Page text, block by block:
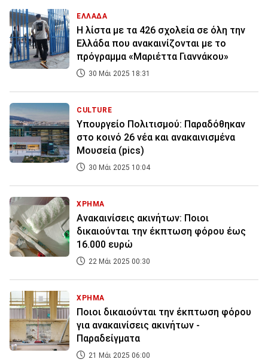
ΕΛΛΑΔΑ
Η λίστα με τα 426 σχολεία σε όλη την
Ελλάδα που ανακαινίζονται με το
πρόγραμμα «Μαριέττα Γιαννάκου»
30 Μάι 2025 18:31
CULTURE
Υπουργείο Πολιτισμού: Παραδόθηκαν
στο κοινό 26 νέα και ανακαινισμένα
Μουσεία (pics)
30 Μάι 2025 10:04
ΧΡΗΜΑ
Ανακαινίσεις ακινήτων: Ποιοι
δικαιούνται την έκπτωση φόρου έως
16.000 ευρώ
22 Μάι 2025 00:30
ΧΡΗΜΑ
Ποιοι δικαιούνται την έκπτωση φόρου
για ανακαινίσεις ακινήτων -
Παραδείγματα
21 Μάι 2025 06:00